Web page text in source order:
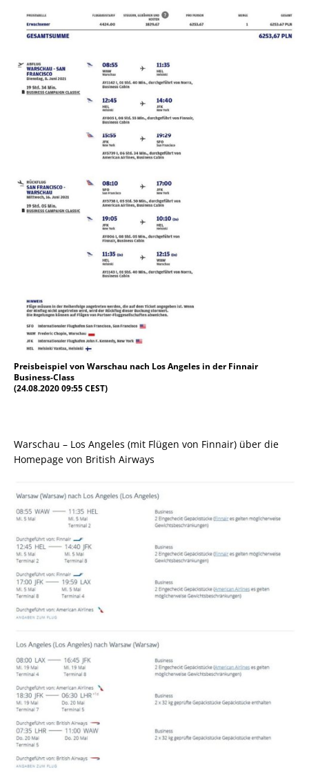
Preisbeispiel von Warschau nach Los Angeles in der Finnair
Business-Class
(24.08.2020 09:55 CEST)
Warschau – Los Angeles (mit Flügen von Finnair) über die
Homepage von British Airways